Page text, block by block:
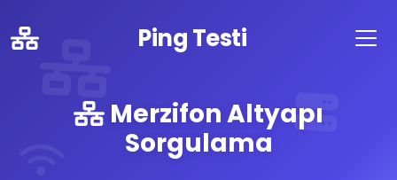
Ping Testi
Merzifon Altyapı
Sorgulama